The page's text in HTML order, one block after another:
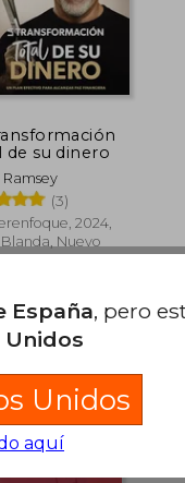
Rápido
de su dinero
(3)
2024,
Nuevo
España, pero
Unidos
Unidos
aquí